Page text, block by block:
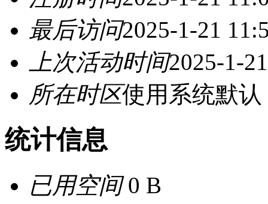
最后访问2025-1-21
上次活动时间2025-1-
所在时区使用系统默认
统计信息
已用空间0 B